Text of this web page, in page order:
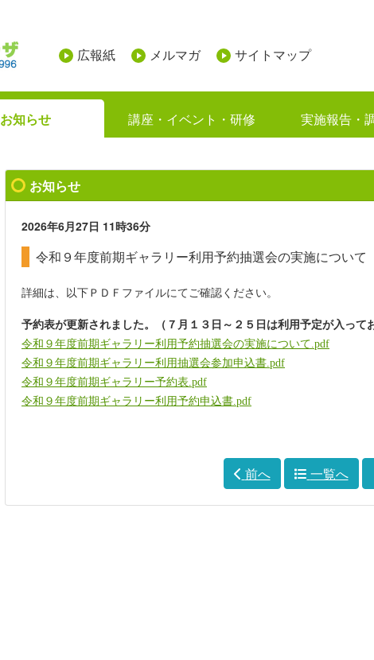
広報紙 メルマガ サイトマップ
お知らせ 講座・イベント・研修 実施報告・
お知らせ
2026年6月27日 11時36分
令和９年度前期ギャラリー利用予約抽選会の実施について
詳細は、以下ＰＤＦファイルにてご確認ください。
予約表が更新されました。（７月１３日～２５日は利用予定が入って
令和９年度前期ギャラリー利用予約抽選会の実施について.pdf
令和９年度前期ギャラリー利用抽選会参加申込書.pdf
令和９年度前期ギャラリー予約表.pdf
令和９年度前期ギャラリー利用予約申込書.pdf
前へ 一覧へ